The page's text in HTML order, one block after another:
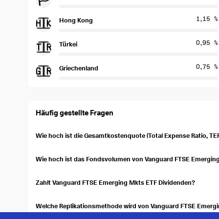
🇭🇰 Hong Kong 1,15 %
🇹🇷 Türkei 0,95 %
🇬🇷 Griechenland 0,75 %
Häufig gestellte Fragen
Wie hoch ist die Gesamtkostenquote (Total Expense Ratio,
jährlichen Gebühren dar, die der ETF-Anbieter zur Deckung
Wie hoch ist das Fondsvolumen von Vanguard FTSE
(AUM) an und spiegelt die Größe und Liquidität des ETFs
Zahlt Vanguard FTSE Emerging Mkts ETF Dividenden?
01.07.2026, mit einem Betrag von 0,57 $.
Welche Replikationsmethode wird von Vanguard FTSE